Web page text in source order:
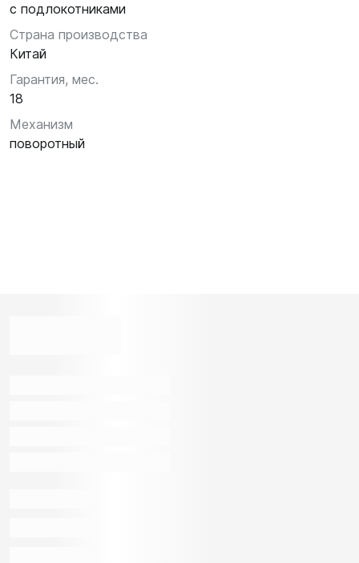
с подлокотниками
Страна производства
Китай
Гарантия, мес.
18
Механизм
поворотный